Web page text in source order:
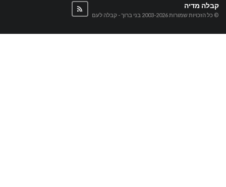
קבלה מדיה
© כל הזכויות שמורות 2003-2026 בני ברוך - קבלה לעם